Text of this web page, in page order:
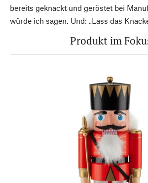
bereits geknackt und geröstet bei
würde ich sagen. Und: „Lass das
Produkt im